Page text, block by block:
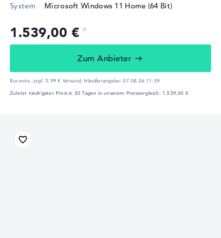
System
Microsoft Windows 11 Home (64 Bit)
1.539,00 €
Zum Anbieter
Euronics, zzgl. 5,99 € Versand, Händlerangabe:07.08.26 11:39
Zuletzt niedrigster Preis in 30 Tagen in unserem Preisvergleich: 1.539,00 €